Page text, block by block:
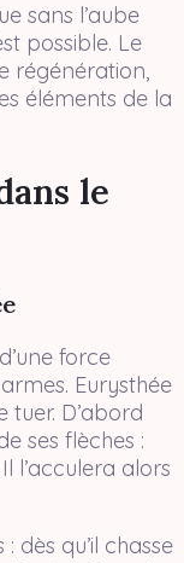
sans l’aube
possible. Le
régénération,
éléments de la
le
force
Eurysthée
tuer. D’abord
ses flèches :
l’acculera alors
dès qu’il chasse